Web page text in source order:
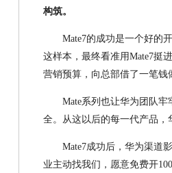
构筑。
Mate7的成功是一个好的
这样本，最终看准用Mate7挺
营销预算，向总部借了一笔钱
Mate系列也让华为团队
全。从这以后的每一代产品，
Mate7成功后，华为渠道
业主动找我们，愿意免费开